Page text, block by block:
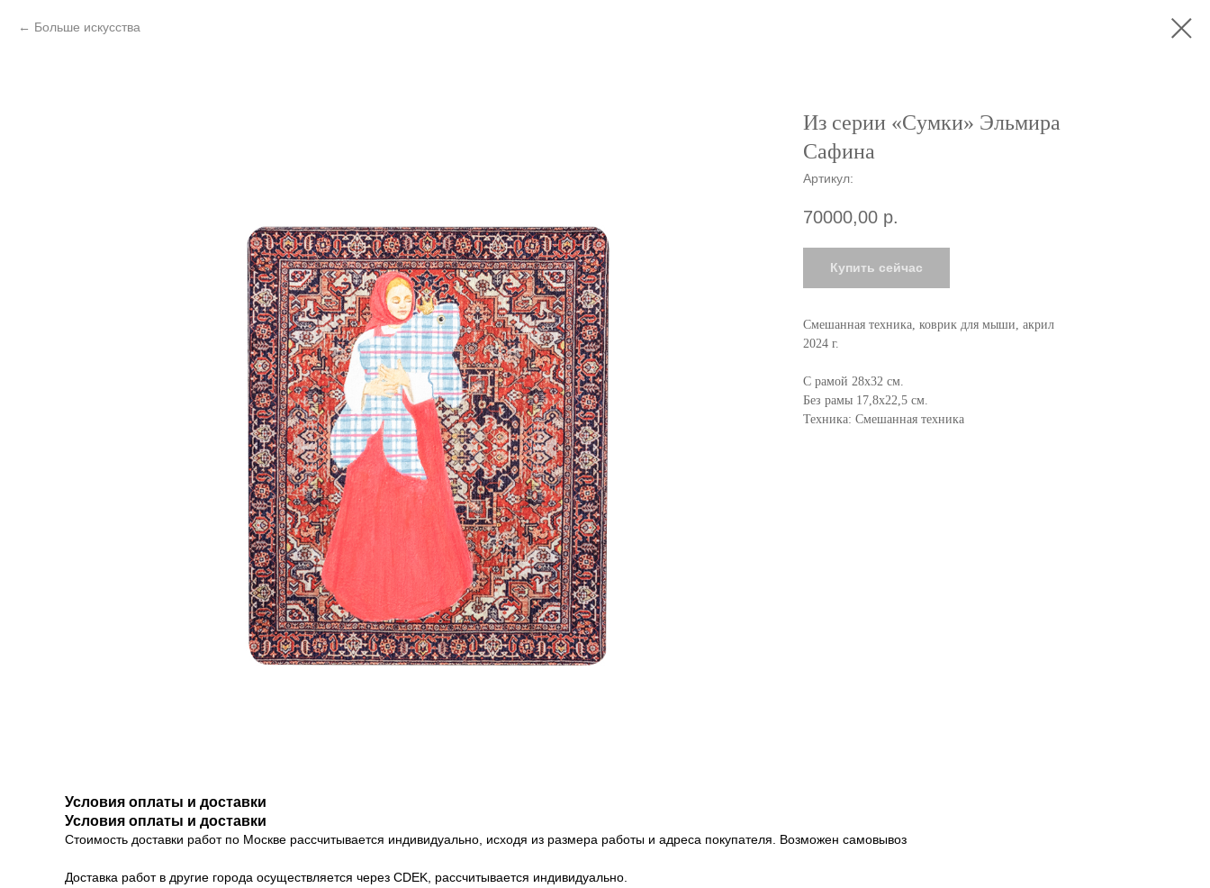
Больше искусства
Из серии «Cумки» Эльмира
Сафина
Артикул:
70000,00 р.
Купить сейчас
Смешанная техника, коврик для мыши, акрил
2024 г.
С рамой 28х32 см.
Без рамы 17,8х22,5 см.
Техника: Смешанная техника
Условия оплаты и доставки
Условия оплаты и доставки
Стоимость доставки работ по Москве рассчитывается индивидуально, исходя из размера работы и адреса покупателя. Возможен самовывоз
Доставка работ в другие города осуществляется через CDEK, рассчитывается индивидуально.